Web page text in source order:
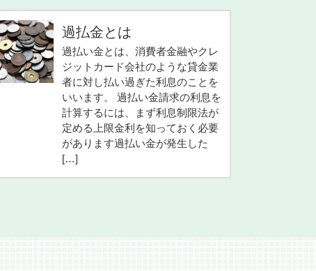
過払金とは
過払い金とは、消費者金融やクレ
ジットカード会社のような貸金業
者に対し払い過ぎた利息のことを
いいます。 過払い金請求の利息を
計算するには、まず利息制限法が
定める上限金利を知っておく必要
があります過払い金が発生した
[…]